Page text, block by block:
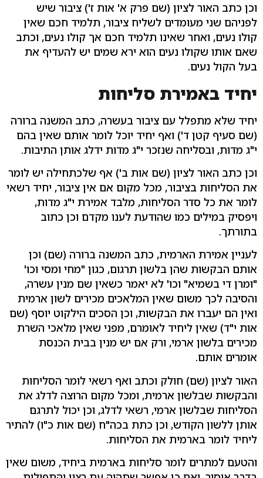
וכן כתב האור לציון (שם פרק א' אות ז') ציבור שיש
לפניהם שני מעומדים לשליח ציבור, תלמיד חכם שאין
קולו נעים, ואחר שאינו תלמיד חכם אך קולו נעים, וכתב
שאם אותו שקולו נעים הוא ירא שמים יש להעדיף את
בעל הקול נעים.
יחיד באמירת סליחות
יחיד שלא מתפלל עם ציבור בעשרה, כתב המשנה ברורה
(שם סעיף קטן ד') ואף יחיד יוכל לומר אותם שאין בהם
י"ג מדות, ובסליחה שנזכר י"ג מדות ידלג אותן התיבות.
וכן כתב האור לציון (שם אות ב') אף שלכתחילה יש לומר
את הסליחות בציבור, מכל מקום אם אין ציבור, יחיד רשאי
לומר את כל סדר הסליחות, מלבד אמירת י"ג מדות,
ויפסיק במילים כמו שהודעת לענו מקדם וכן כתוב
בתורתך.
לעניין אמירת הארמית, כתב המשנה ברורה (שם) וכן
אותם הבקשות שהן בלשון תרגום, כגון "מחי ומסי וכו'
"ומרן די בשמיא" וכו' לא יאמר כשאין שם מנין עשרה,
והסיבה לכך משום שאין המלאכים מכירים לשון ארמית
ואין הם יעברו את הבקשות, וכן הסכים הילקוט יוסף (שם
אות י"ד) שאין ליחיד לאומרם, מפני שאין מלאכי השרת
מכירים בלשון ארמי, ורק אם יש מנין בבית הכנסת
אומרים אותם.
האור לציון (שם) חולק וכתב ואף רשאי לומר הסליחות
והבקשות שבלשון ארמית, ומכל מקום הרוצה לדלג את
הסליחות שבלשון ארמי, רשאי לדלג, וכן יכול לתרגם
אותן ללשון הקודש, וכן כתת בכה"ח (שם אות כ"ו) להתיר
ליחיד לומר בארמית את הסליחות.
והטעם למתרים לומר סליחות בארמית ביחיד, משום שאין